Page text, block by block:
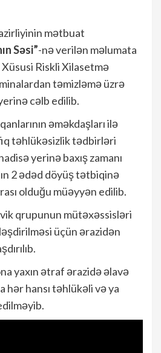
mətbuat
Səsi”-nə verilən məlumata
Riskli Xilasetmə
təmizləmə üzrə
cəlb edilib.
əməkdaşları ilə
təhlükəsizlik tədbirləri
yerinə baxış zamanı
2 ədəd döyüş tətbiqinə
olduğu müəyyən edilib.
qrupunun mütəxəssisləri
üçün ərazidən
yaxın ətraf ərazidə əlavə
hər hansı təhlükəli və ya